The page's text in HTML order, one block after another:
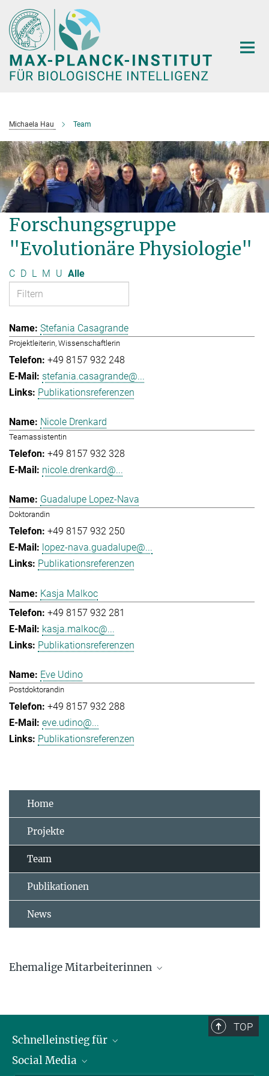
Hauptinhalt
Michaela Hau Team
Forschungsgruppe
"Evolutionäre Physiologie"
C D L M U Alle
Stefania Casagrande
Projektleiterin, Wissenschaftlerin
+49 8157 932 248
stefania.casagrande@...
Publikationsreferenzen
Nicole Drenkard
Teamassistentin
+49 8157 932 328
nicole.drenkard@...
Guadalupe Lopez-Nava
Doktorandin
+49 8157 932 250
lopez-nava.guadalupe@...
Publikationsreferenzen
Kasja Malkoc
+49 8157 932 281
kasja.malkoc@...
Publikationsreferenzen
Eve Udino
Postdoktorandin
+49 8157 932 288
eve.udino@...
Publikationsreferenzen
Home
Projekte
Team
Publikationen
News
Ehemalige Mitarbeiterinnen
Caroline Deimel
TOP
Schnelleinstieg für
Journalist*innen
Social Media